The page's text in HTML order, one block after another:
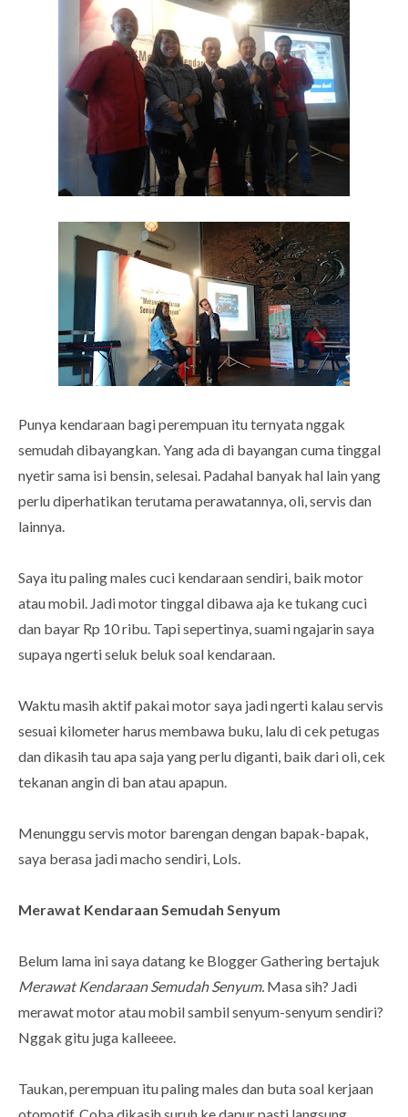
Punya kendaraan bagi perempuan itu ternyata nggak
semudah dibayangkan. Yang ada di bayangan cuma tinggal
nyetir sama isi bensin, selesai. Padahal banyak hal lain yang
perlu diperhatikan terutama perawatannya, oli, servis dan
lainnya.
Saya itu paling males cuci kendaraan sendiri, baik motor
atau mobil. Jadi motor tinggal dibawa aja ke tukang cuci
dan bayar Rp 10 ribu. Tapi sepertinya, suami ngajarin saya
supaya ngerti seluk beluk soal kendaraan.
Waktu masih aktif pakai motor saya jadi ngerti kalau servis
sesuai kilometer harus membawa buku, lalu di cek petugas
dan dikasih tau apa saja yang perlu diganti, baik dari oli, cek
tekanan angin di ban atau apapun.
Menunggu servis motor barengan dengan bapak-bapak,
saya berasa jadi macho sendiri, Lols.
Merawat Kendaraan Semudah Senyum
Belum lama ini saya datang ke Blogger Gathering bertajuk
Merawat Kendaraan Semudah Senyum. Masa sih? Jadi
merawat motor atau mobil sambil senyum-senyum sendiri?
Nggak gitu juga kalleeee.
Taukan, perempuan itu paling males dan buta soal kerjaan